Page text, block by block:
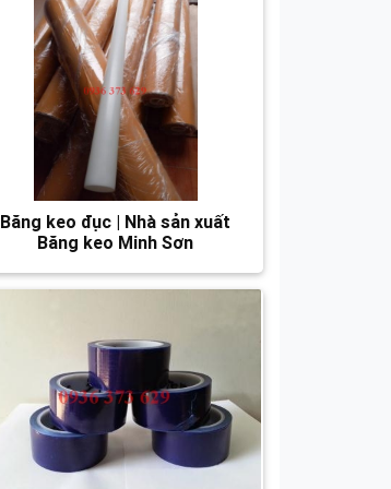
Băng keo đục | Nhà sản xuất
Băng keo Minh Sơn